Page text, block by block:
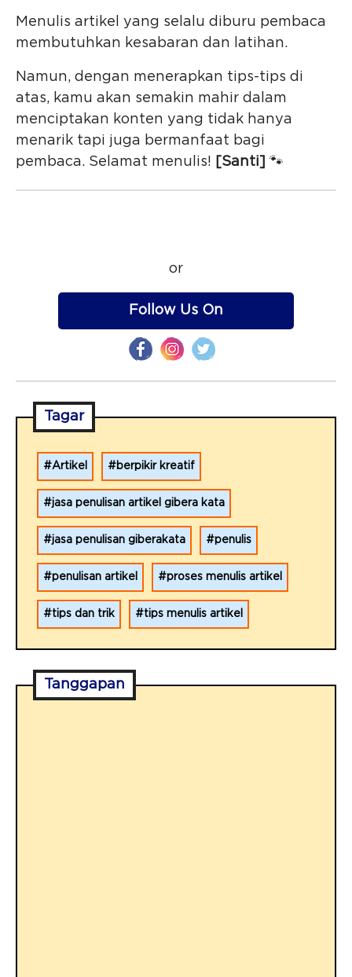
Menulis artikel yang selalu diburu pembaca
membutuhkan kesabaran dan latihan.
Namun, dengan menerapkan tips-tips di
atas, kamu akan semakin mahir dalam
menciptakan konten yang tidak hanya
menarik tapi juga bermanfaat bagi
pembaca. Selamat menulis! [Santi] 🐾
or
Follow Us On
Tagar
Artikel berpikir kreatif
jasa penulisan artikel gibera kata
jasa penulisan giberakata penulis
penulisan artikel proses menulis artikel
tips dan trik tips menulis artikel
Tanggapan